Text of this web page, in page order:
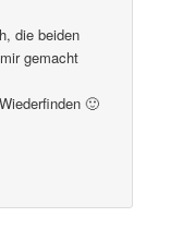
die beiden
gemacht
🙂